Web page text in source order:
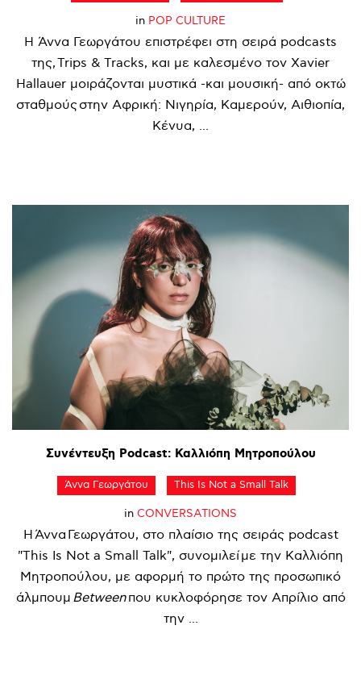
in POP CULTURE
Η Άννα Γεωργάτου επιστρέφει στη σειρά podcasts
της, Trips & Tracks, και με καλεσμένο τον Xavier
Hallauer μοιράζονται μυστικά -και μουσική- από οκτώ
σταθμούς στην Αφρική: Νιγηρία, Καμερούν, Αιθιοπία,
Κένυα, ...
Συνέντευξη Podcast: Καλλιόπη Μητροπούλου
Άννα Γεωργάτου This Is Not a Small Talk
in CONVERSATIONS
Η Άννα Γεωργάτου, στο πλαίσιο της σειράς podcast
"This Is Not a Small Talk", συνομιλεί με την Καλλιόπη
Μητροπούλου, με αφορμή το πρώτο της προσωπικό
άλμπουμ Betweenπου κυκλοφόρησε τον Απρίλιο από
την ...